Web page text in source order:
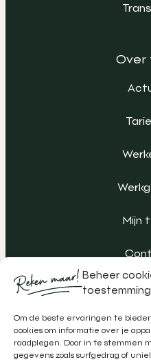
Beheer
toestemming
Om de beste ervaringen te
cookies om informatie over je
raadplegen. Door in te stemmen
gegevens zoals surfgedrag of
Mijn